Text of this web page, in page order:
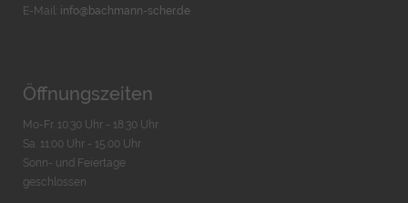
E-Mail: info@bachmann-scher.de
Öffnungszeiten
Mo-Fr. 10:30 Uhr - 18:30 Uhr
Sa. 11:00 Uhr - 15.00 Uhr
Sonn- und Feiertage
geschlossen